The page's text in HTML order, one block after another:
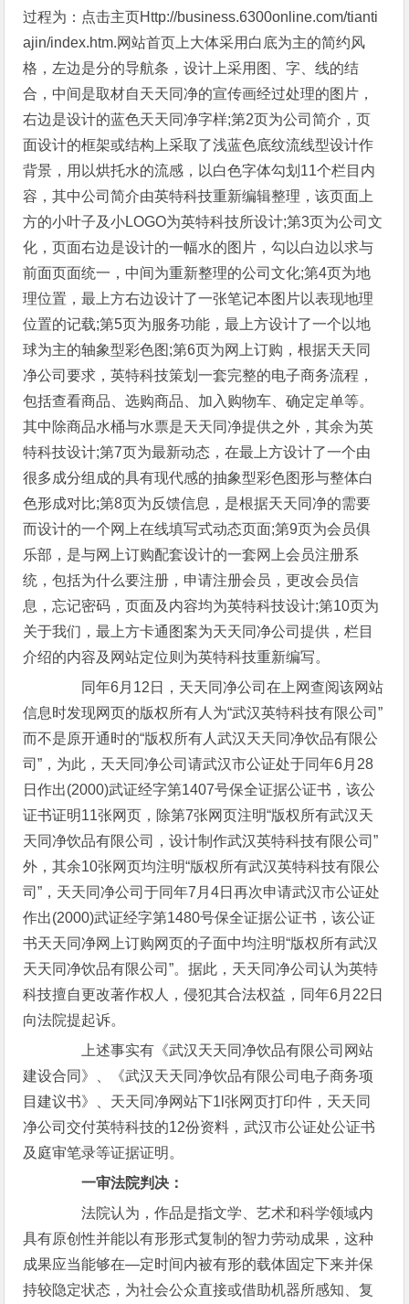
过程为：点击主页Http://business.6300online.com/tianti
ajin/index.htm.网站首页上大体采用白底为主的简约风
格，左边是分的导航条，设计上采用图、字、线的结
合，中间是取材自天天同净的宣传画经过处理的图片，
右边是设计的蓝色天天同净字样;第2页为公司简介，页
面设计的框架或结构上采取了浅蓝色底纹流线型设计作
背景，用以烘托水的流感，以白色字体勾划11个栏目内
容，其中公司简介由英特科技重新编辑整理，该页面上
方的小叶子及小LOGO为英特科技所设计;第3页为公司文
化，页面右边是设计的一幅水的图片，勾以白边以求与
前面页面统一，中间为重新整理的公司文化;第4页为地
理位置，最上方右边设计了一张笔记本图片以表现地理
位置的记载;第5页为服务功能，最上方设计了一个以地
球为主的轴象型彩色图;第6页为网上订购，根据天天同
净公司要求，英特科技策划一套完整的电子商务流程，
包括查看商品、选购商品、加入购物车、确定定单等。
其中除商品水桶与水票是天天同净提供之外，其余为英
特科技设计;第7页为最新动态，在最上方设计了一个由
很多成分组成的具有现代感的抽象型彩色图形与整体白
色形成对比;第8页为反馈信息，是根据天天同净的需要
而设计的一个网上在线填写式动态页面;第9页为会员俱
乐部，是与网上订购配套设计的一套网上会员注册系
统，包括为什么要注册，申请注册会员，更改会员信
息，忘记密码，页面及内容均为英特科技设计;第10页为
关于我们，最上方卡通图案为天天同净公司提供，栏目
介绍的内容及网站定位则为英特科技重新编写。
同年6月12日，天天同净公司在上网查阅该网站
信息时发现网页的版权所有人为“武汉英特科技有限公司”
而不是原开通时的“版权所有人武汉天天同净饮品有限公
司”，为此，天天同净公司请武汉市公证处于同年6月28
日作出(2000)武证经字第1407号保全证据公证书，该公
证书证明11张网页，除第7张网页注明“版权所有武汉天
天同净饮品有限公司，设计制作武汉英特科技有限公司”
外，其余10张网页均注明“版权所有武汉英特科技有限公
司”，天天同净公司于同年7月4日再次申请武汉市公证处
作出(2000)武证经字第1480号保全证据公证书，该公证
书天天同净网上订购网页的子面中均注明“版权所有武汉
天天同净饮品有限公司”。据此，天天同净公司认为英特
科技擅自更改著作权人，侵犯其合法权益，同年6月22日
向法院提起诉。
上述事实有《武汉天天同净饮品有限公司网站
建设合同》、《武汉天天同净饮品有限公司电子商务项
目建议书》、天天同净网站下1l张网页打印件，天天同
净公司交付英特科技的12份资料，武汉市公证处公证书
及庭审笔录等证据证明。
一审法院判决：
法院认为，作品是指文学、艺术和科学领域内
具有原创性并能以有形形式复制的智力劳动成果，这种
成果应当能够在—定时间内被有形的载体固定下来并保
持较隐定状态，为社会公众直接或借助机器所感知、复